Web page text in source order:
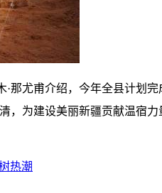
那尤甫介绍，今年全县计划
，为建设美丽新疆贡献温宿
热潮